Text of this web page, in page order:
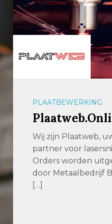
PLAATBEWERKING
Wij zijn Plaatweb,
partner voor
Orders worden
door Metaalbedrijf
[…]